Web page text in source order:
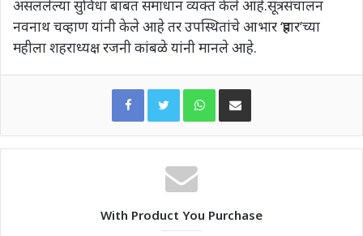
असललेल्या सुविधा बाबत समाधान व्यक्त केले आहे.सूत्रसंचालन
नवनाथ चव्हाण यांनी केले आहे तर उपस्थितांचे आभार ‘प्रहार’च्या
महीला शहराध्यक्ष रजनी कांबळे यांनी मानले आहे.
WhatsAppShare via Email
With Product You Purchase